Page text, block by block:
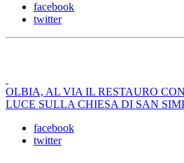
facebook
twitter
OLBIA, AL VIA IL RESTAURO
LUCE SULLA CHIESA DI SAN
facebook
twitter